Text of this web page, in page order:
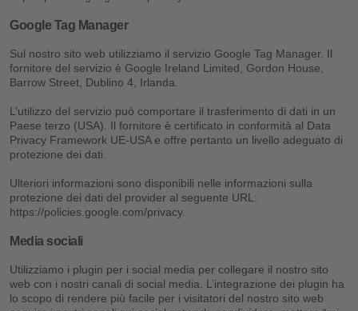
Google Tag Manager
Sul nostro sito web utilizziamo il servizio Google Tag Manager. Il
fornitore del servizio è Google Ireland Limited, Gordon House,
Barrow Street, Dublino 4, Irlanda.
L’utilizzo del servizio può comportare il trasferimento di dati in un
Paese terzo (USA). Il fornitore è certificato in conformità al Data
Privacy Framework UE-USA e offre pertanto un livello adeguato di
protezione dei dati.
Ulteriori informazioni sono disponibili nelle informazioni sulla
protezione dei dati del provider al seguente URL:
https://policies.google.com/privacy.
Media sociali
Utilizziamo i plugin per i social media per collegare il nostro sito
web con i nostri canali di social media. L’integrazione dei plugin ha
lo scopo di rendere più facile per i visitatori del nostro sito web